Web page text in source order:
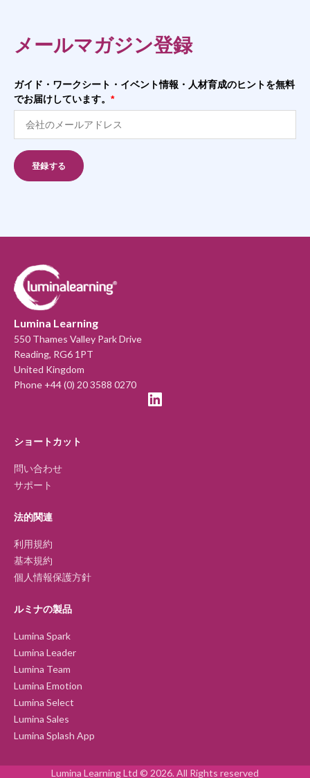
メールマガジン登録
ガイド・ワークシート・イベント情報・人材育成のヒントを無料
でお届けしています。 *
Lumina Learning
550 Thames Valley Park Drive
Reading, RG6 1PT
United Kingdom
Phone +44 (0) 20 3588 0270
ショートカット
問い合わせ
サポート
法的関連
利用規約
基本規約
個人情報保護方針
ルミナの製品
Lumina Spark
Lumina Leader
Lumina Team
Lumina Emotion
Lumina Select
Lumina Sales
Lumina Splash App
Lumina Learning Ltd © 2026. All Rights reserved